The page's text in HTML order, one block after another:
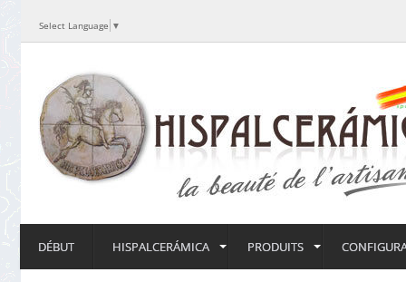
Select Language ▼
DÉBUT HISPALCERÁMICA PRODUITS